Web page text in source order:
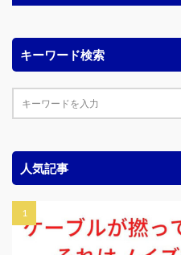
キーワード検索
人気記事